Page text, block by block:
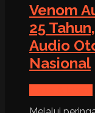
Venom
25
Audio
Nasional